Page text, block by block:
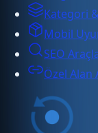
Kategori
Mobil
SEO
Özel Alan